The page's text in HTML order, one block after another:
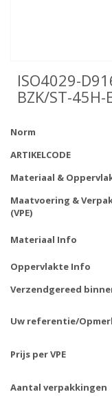
ISO4029-
BZK/ST-45H-
Norm
ARTIKELCODE
Materiaal &
Maatvoering &
(VPE)
Materiaal Info
Oppervlakte Info
Verzendgereed
Uw referentie/
Prijs per VPE
Aantal verpakkingen